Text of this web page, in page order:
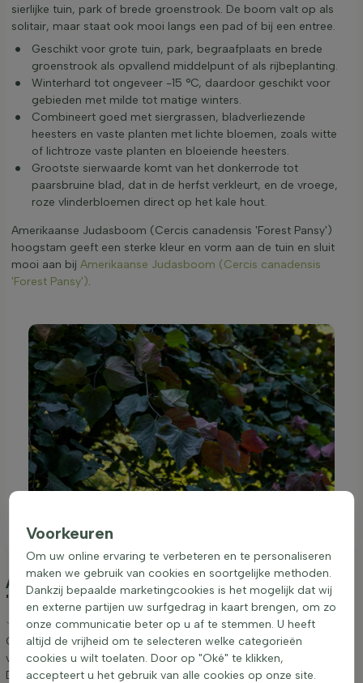
sierlijke tuin, park of brede groenstrook. De boom valt op als
solitair, maar staat ook mooi langs een pad of bij een entree.
Geschikt voor grote tuin, park, begraafplaats en brede
groenstrook als opvallend middelpunt of als rijbeplanting.
Winterhard tot ongeveer -15 °C, daardoor geschikt voor
gebieden met milde tot matige winters.
Combineert goed met siergrassen, bladverliezende
heesters en vaste planten met lichte bloemen, zoals witte
of lichtroze vaste planten en bloeiende heesters.
Grootste sierwaarde komt van het donkerrode tot
paarsbruine blad, dat in de herfst verkleurt, en de vroege,
roze vlinderbloemen direct op het kale hout.
Amerikaanse Judasboom (Cercis canadensis 'Forest Pansy')
hoogstam geeft een sterke kleur en vorm aan de tuin en sluit
mooi aan bij Amerikaanse Judasboom (Cercis canadensis
'Forest Pansy').
Aanplanten & verzorging Cercis canadensis
'Forest Pansy' hoogstam 6/8 (Amerikaanse
Judasboom)
Graag geven wij een aantal tips betreffende het aanplanten en
verzorgen van Cercis canadensis 'Forest Pansy' hoogstam 6/8.
Door deze tips op te volgen weet u zeker dat u lang van
Voorkeuren
Om uw online ervaring te verbeteren en te personaliseren
maken we gebruik van cookies en soortgelijke methoden.
Dankzij bepaalde marketingcookies is het mogelijk dat wij
en externe partijen uw surfgedrag in kaart brengen, om zo
onze communicatie beter op u af te stemmen. U heeft
altijd de vrijheid om te selecteren welke categorieën
cookies u wilt toelaten. Door op "Oké" te klikken,
accepteert u het gebruik van alle cookies op onze site.